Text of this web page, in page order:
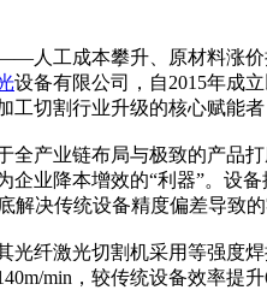
人工成本攀升、原材料涨
设备有限公司，自2015年成
切割行业升级的核心赋能
产业链布局与极致的产品
企业降本增效的“利器”。设
解决传统设备精度偏差导致
纤激光切割机采用等强度
min，较传统设备效率